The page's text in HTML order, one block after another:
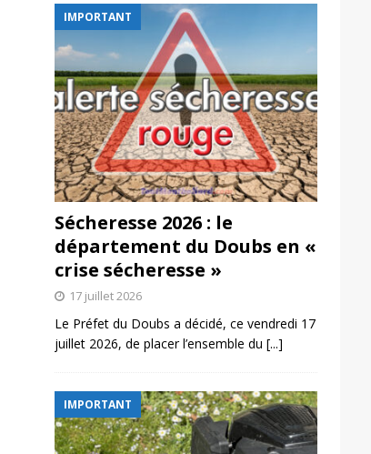
IMPORTANT
Sécheresse 2026 : le
département du Doubs en «
crise sécheresse »
17 juillet 2026
Le Préfet du Doubs a décidé, ce vendredi 17
juillet 2026, de placer l’ensemble du [...]
IMPORTANT